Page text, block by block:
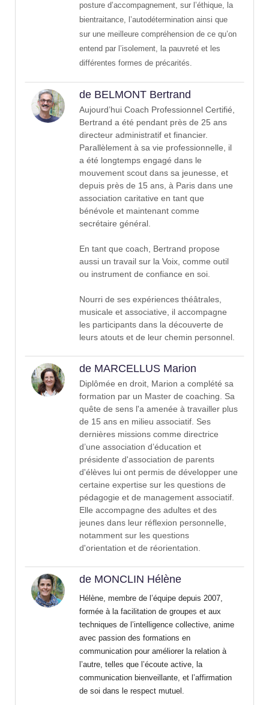
posture d’accompagnement, sur l’éthique, la
bientraitance, l’autodétermination ainsi que
sur une meilleure compréhension de ce qu’on
entend par l’isolement, la pauvreté et les
différentes formes de précarités.
de BELMONT Bertrand
Aujourd’hui Coach Professionnel Certifié,
Bertrand a été pendant près de 25 ans
directeur administratif et financier.
Parallèlement à sa vie professionnelle, il
a été longtemps engagé dans le
mouvement scout dans sa jeunesse, et
depuis près de 15 ans, à Paris dans une
association caritative en tant que
bénévole et maintenant comme
secrétaire général.
En tant que coach, Bertrand propose
aussi un travail sur la Voix, comme outil
ou instrument de confiance en soi.
Nourri de ses expériences théâtrales,
musicale et associative, il accompagne
les participants dans la découverte de
leurs atouts et de leur chemin personnel.
de MARCELLUS Marion
Diplômée en droit, Marion a complété sa
formation par un Master de coaching. Sa
quête de sens l'a amenée à travailler plus
de 15 ans en milieu associatif. Ses
dernières missions comme directrice
d’une association d’éducation et
présidente d'association de parents
d'élèves lui ont permis de développer une
certaine expertise sur les questions de
pédagogie et de management associatif.
Elle accompagne des adultes et des
jeunes dans leur réflexion personnelle,
notamment sur les questions
d'orientation et de réorientation.
de MONCLIN Hélène
Hélène, membre de l’équipe depuis 2007,
formée à la facilitation de groupes et aux
techniques de l’intelligence collective, anime
avec passion des formations en
communication pour améliorer la relation à
l’autre, telles que l’écoute active, la
communication bienveillante, et l’affirmation
de soi dans le respect mutuel.